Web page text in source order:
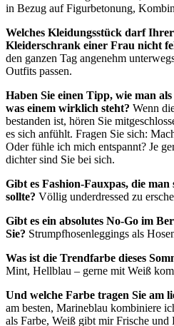
in Bezug auf Figurbetonung,
Welches Kleidungsstück darf
Kleiderschrank einer Frau nicht
den ganzen Tag angenehm
Outfits passen.
Haben Sie einen Tipp, wie man
was einem wirklich steht? Wenn
bestanden ist, hören Sie
es sich anfühlt. Fragen Sie sich:
Oder fühle ich mich entspannt? Je
dichter sind Sie bei sich.
Gibt es Fashion-Fauxpas, die man
sollte? Völlig underdressed zu
Gibt es ein absolutes No-Go im
Sie? Strumpfhosenleggings als
Was ist die Trendfarbe dieses
Mint, Hellblau – gerne mit Weiß
Und welche Farbe tragen Sie am
am besten, Marineblau kombiniere
als Farbe, Weiß gibt mir Frische und